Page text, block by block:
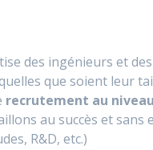
des ingénieurs et
que soient leur
recrutement au niveau
au succès et sans
R&D, etc.)